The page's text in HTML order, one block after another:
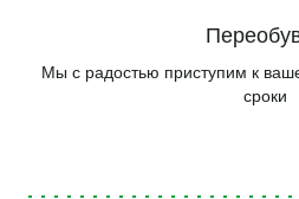
Мы с радостью приступим к
сроки